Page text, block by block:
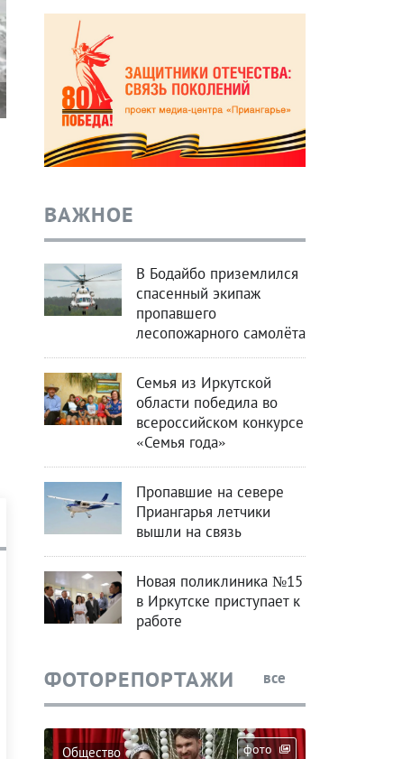
ВАЖНОЕ
В Бодайбо приземлился
спасенный экипаж
пропавшего
лесопожарного самолёта
Семья из Иркутской
области победила во
всероссийском конкурсе
«Семья года»
Пропавшие на севере
Приангарья летчики
вышли на связь
Новая поликлиника №15
в Иркутске приступает к
работе
ФОТОРЕПОРТАЖИ все
фото
Общество